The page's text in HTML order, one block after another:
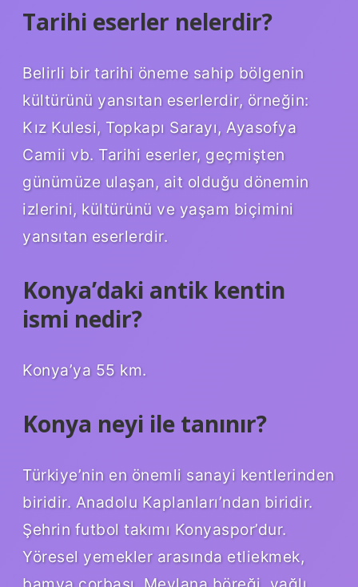
Tarihi eserler nelerdir?
Belirli bir tarihi öneme sahip bölgenin
kültürünü yansıtan eserlerdir, örneğin:
Kız Kulesi, Topkapı Sarayı, Ayasofya
Camii vb. Tarihi eserler, geçmişten
günümüze ulaşan, ait olduğu dönemin
izlerini, kültürünü ve yaşam biçimini
yansıtan eserlerdir.
Konya’daki antik kentin
ismi nedir?
Konya’ya 55 km.
Konya neyi ile tanınır?
Türkiye’nin en önemli sanayi kentlerinden
biridir. Anadolu Kaplanları’ndan biridir.
Şehrin futbol takımı Konyaspor’dur.
Yöresel yemekler arasında etliekmek,